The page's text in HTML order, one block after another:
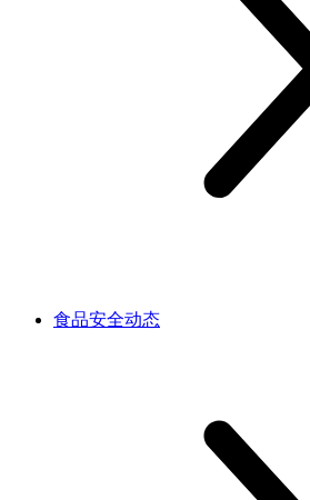
食品安全动态